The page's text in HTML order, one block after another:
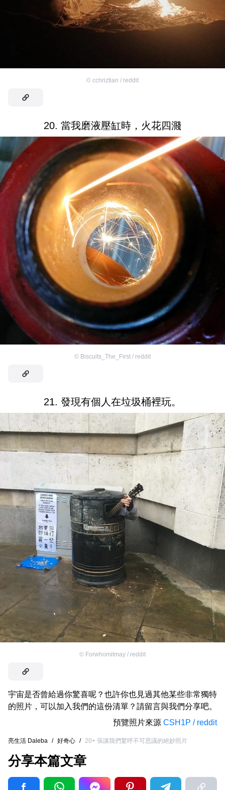
© cchriztian / reddit
20. 當我磨液壓缸時，火花四濺
© Biscuits_The_First / reddit
21. 發現有個人在垃圾桶裡玩。
© Forwhomitmay / reddit
宇宙是否曾給過你驚喜呢？也許你也見過其他某些非常獨特
的照片，可以加入我們的這份清單？請留言與我們分享吧。
預覽照片來源 CSH1P / reddit
亮生活 Daleba / 好奇心 / 20+ 張讓我們驚呼不可思議的絕妙照片
分享本篇文章